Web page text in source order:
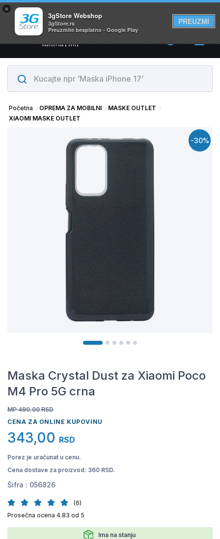
×
3gStore Webshop
3gStore.rs
Preuzmite besplatno - Google Play
PREUZMI
Svi proizvodi su na lageru. Slanje istog dana!
0
Početna OPREMA ZA MOBILNI
MASKE OUTLET
XIAOMI MASKE OUTLET
-30%
Maska Crystal Dust za Xiaomi Poco
M4 Pro 5G crna
MP 490.00 RSD
CENA ZA ONLINE KUPOVINU
343,00 RSD
Porez je uračunat u cenu.
Cena dostave za proizvod: 360 RSD.
Šifra : 056826
(6)
Prosečna ocena 4.83 od 5
Ima na stanju